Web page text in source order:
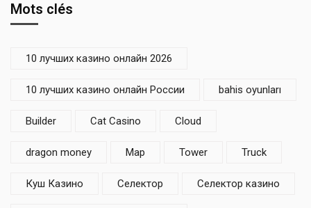
Mots clés
10 лучших казино онлайн 2026
10 лучших казино онлайн России bahis oyunları
Builder Cat Casino Cloud
dragon money Map Tower Truck
Куш Казино Селектор Селектор казино